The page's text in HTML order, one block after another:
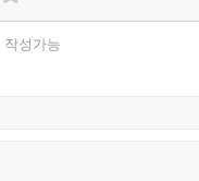
작성가능